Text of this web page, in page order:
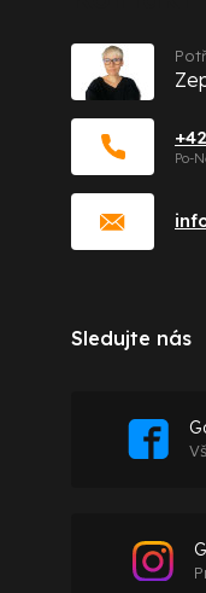
Sledujte nás